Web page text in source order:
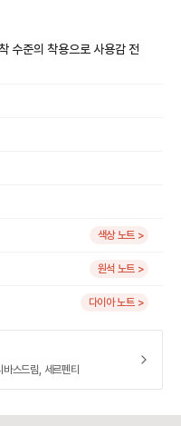
수준의 착용으로 사용감 전
색상 노트 >
원석 노트 >
다이아 노트 >
스드림, 세르펜티